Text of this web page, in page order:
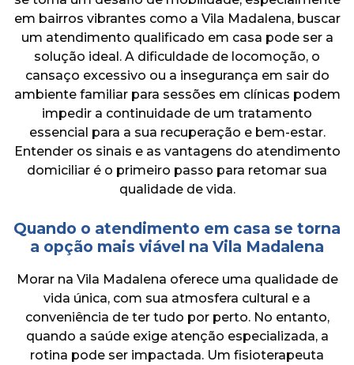
ENTRE EM CONTATO
em bairros vibrantes como a Vila Madalena, buscar
um atendimento qualificado em casa pode ser a
solução ideal. A dificuldade de locomoção, o
cansaço excessivo ou a insegurança em sair do
ambiente familiar para sessões em clínicas podem
impedir a continuidade de um tratamento
essencial para a sua recuperação e bem-estar.
Entender os sinais e as vantagens do atendimento
domiciliar é o primeiro passo para retomar sua
qualidade de vida.
Quando o atendimento em casa se torna
a opção mais viável na Vila Madalena
Morar na Vila Madalena oferece uma qualidade de
vida única, com sua atmosfera cultural e a
conveniência de ter tudo por perto. No entanto,
quando a saúde exige atenção especializada, a
rotina pode ser impactada. Um fisioterapeuta